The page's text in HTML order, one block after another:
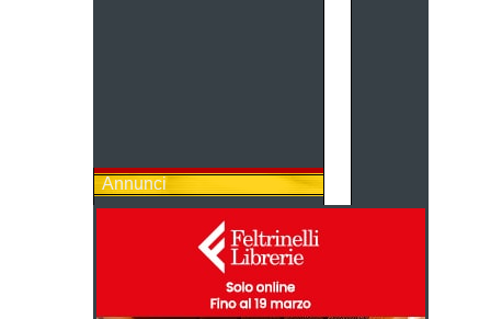
Annunci